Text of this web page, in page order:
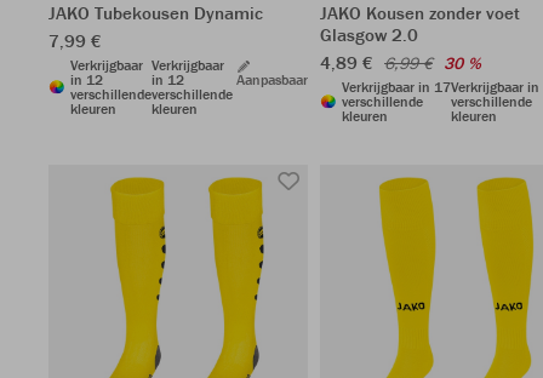
JAKO Tubekousen Dynamic
7,99 €
Verkrijgbaar
in 12
verschillende
kleuren
Verkrijgbaar
in 12
verschillende
kleuren
Aanpasbaar
JAKO Kousen zonder voet
Glasgow 2.0
4,89 € 6,99 € 30 %
Verkrijgbaar in 17
verschillende
kleuren
Verkrijgbaar
verschillende
kleuren